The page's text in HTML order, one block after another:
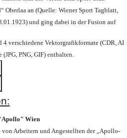
Oberlaa an (Quelle: Wiener Sport Tagblatt,
und ging dabei in der Fusion auf
4 verschiedene Vektorgrafikformate (CDR, AI
PNG, GIF) enthalten.
Wien
von Arbeitern und Angestellten der „Apollo-